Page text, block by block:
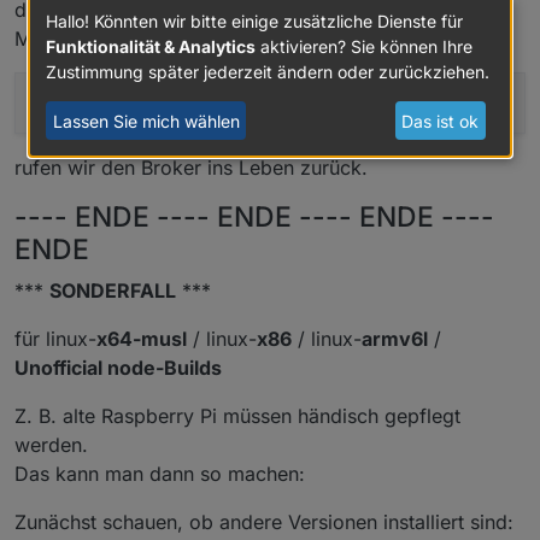
die nun laufende node-Version angepasst werden.
Mit einem beherzten
iobrokerstart
rufen wir den Broker ins Leben zurück.
---- ENDE ---- ENDE ---- ENDE ----
ENDE
*** SONDERFALL ***
für linux-x64-musl / linux-x86 / linux-armv6l /
Unofficial node-Builds
Z. B. alte Raspberry Pi müssen händisch gepflegt
werden.
Das kann man dann so machen:
Zunächst schauen, ob andere Versionen installiert sind:
Hallo! Könnten wir bitte einige zusätzliche Dienste für
Funktionalität & Analytics aktivieren? Sie können Ihre
Zustimmung später jederzeit ändern oder zurückziehen.
Lassen Sie mich wählen Das ist ok